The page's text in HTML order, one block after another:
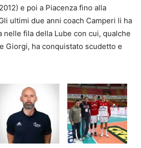
e poi a Piacenza fino alla
ultimi due anni coach Camperi li ha
nelle fila della Lube con cui, qualche
Giorgi, ha conquistato scudetto e